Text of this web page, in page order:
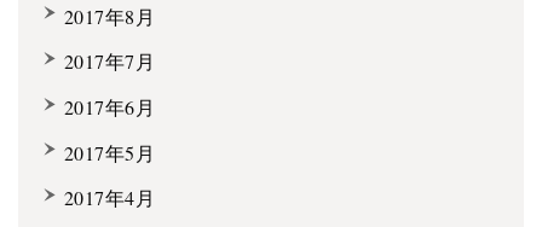
2017年8月
2017年7月
2017年6月
2017年5月
2017年4月